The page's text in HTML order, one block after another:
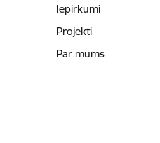
Iepirkumi
Projekti
Par mums